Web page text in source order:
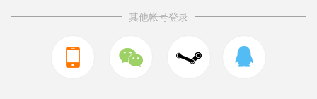
其他帐号登录
  